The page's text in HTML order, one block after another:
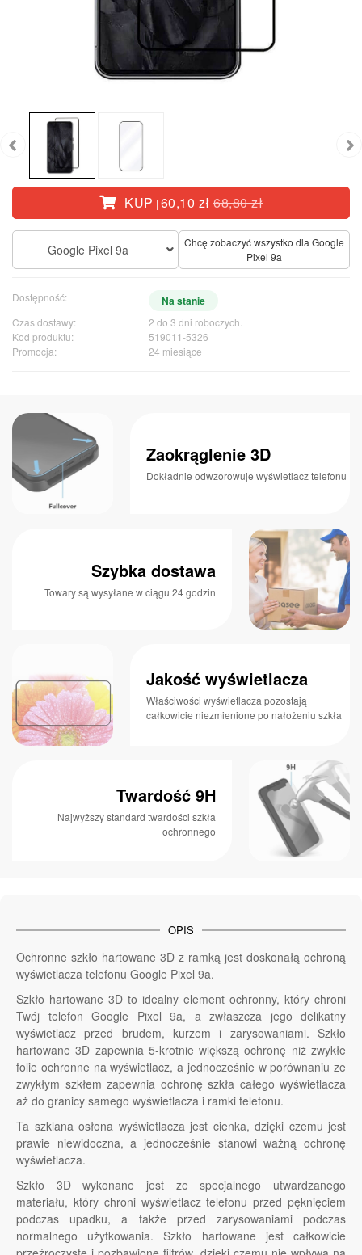
KUP | 60,10 zł 68,80 zł
Google Pixel 9a
Chcę zobaczyć wszystko dla Google
Pixel 9a
Dostępność: Na stanie
Czas dostawy:
2 do 3 dni roboczych.
Kod produktu:
519011-5326
Promocja:
24 miesiące
Zaokrąglenie 3D
Dokładnie odwzorowuje wyświetlacz telefonu
Szybka dostawa
Towary są wysyłane w ciągu 24 godzin
Jakość wyświetlacza
Właściwości wyświetlacza pozostają
całkowicie niezmienione po nałożeniu szkła
Twardość 9H
Najwyższy standard twardości szkła
ochronnego
OPIS
Ochronne szkło hartowane 3D z ramką jest doskonałą ochroną
wyświetlacza telefonu Google Pixel 9a.
Szkło hartowane 3D to idealny element ochronny, który chroni
Twój telefon Google Pixel 9a, a zwłaszcza jego delikatny
wyświetlacz przed brudem, kurzem i zarysowaniami. Szkło
hartowane 3D zapewnia 5-krotnie większą ochronę niż zwykłe
folie ochronne na wyświetlacz, a jednocześnie w porównaniu ze
zwykłym szkłem zapewnia ochronę szkła całego wyświetlacza
aż do granicy samego wyświetlacza i ramki telefonu.
Ta szklana osłona wyświetlacza jest cienka, dzięki czemu jest
prawie niewidoczna, a jednocześnie stanowi ważną ochronę
wyświetlacza.
Szkło 3D wykonane jest ze specjalnego utwardzanego
materiału, który chroni wyświetlacz telefonu przed pęknięciem
podczas upadku, a także przed zarysowaniami podczas
normalnego użytkowania. Szkło hartowane jest całkowicie